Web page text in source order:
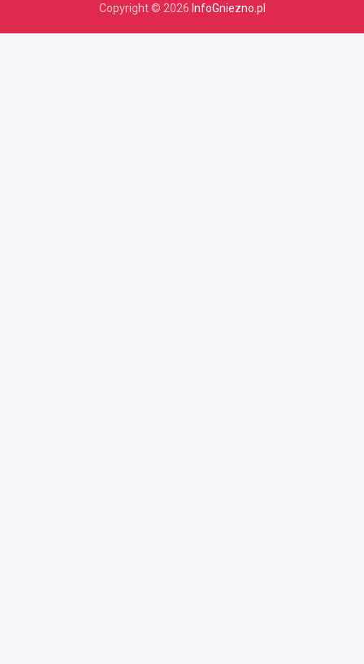
Copyright © 2026 InfoGniezno.pl